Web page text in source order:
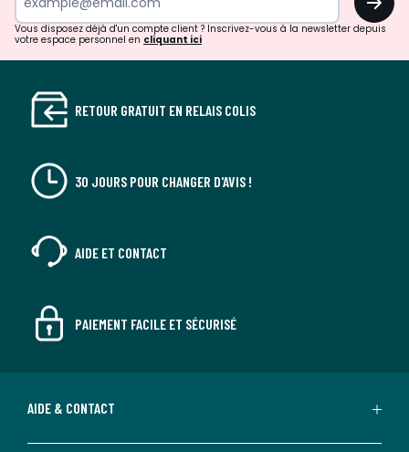
Vous disposez déjà d'un compte client ? Inscrivez-vous à la newsletter depuis
votre espace personnel en cliquant ici
RETOUR GRATUIT EN RELAIS COLIS
30 JOURS POUR CHANGER D'AVIS !
AIDE ET CONTACT
PAIEMENT FACILE ET SÉCURISÉ
AIDE & CONTACT